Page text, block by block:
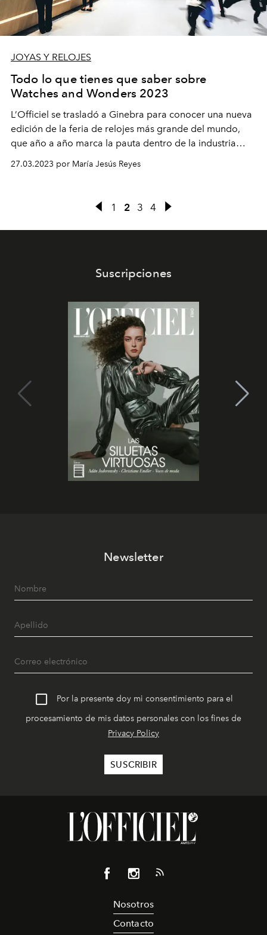
JOYAS Y RELOJES
Todo lo que tienes que saber sobre
Watches and Wonders 2023
L’Officiel se trasladó a Ginebra para conocer una nueva
edición de la feria de relojes más grande del mundo,
que año a año marca la pauta dentro de la industria
27.03.2023 por María Jesús Reyes
1 2 3 4
Suscripciones
Newsletter
Por la presente doy mi consentimiento para el
procesamiento de mis datos personales con los fines de
Privacy Policy
Nosotros
Contacto